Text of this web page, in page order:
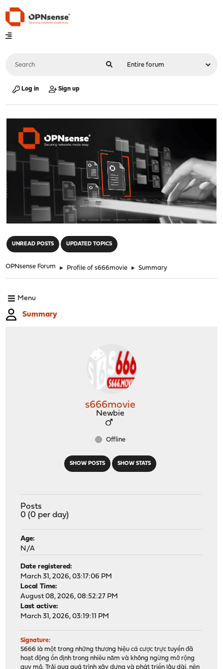
Log in Sign up
UNREAD POSTS UPDATED TOPICS
OPNsense Forum ► Profile of s666movie ► Summary
Menu
Summary
SHOW POSTS SHOW STATS
s666movie
Newbie
Offline
Posts
0 (0 per day)
Age:
N/A
Date registered:
March 31, 2026, 03:17:06 PM
Local Time:
August 08, 2026, 08:52:27 PM
Last active:
March 31, 2026, 03:19:11 PM
Signature:
S666 là một trong những thương hiệu cá cược trực tuyến đã
hoạt động ổn định trong nhiều năm và không ngừng mở rộng
quy mô. Trải qua quá trình xây dựng và phát triển lâu dài, nền